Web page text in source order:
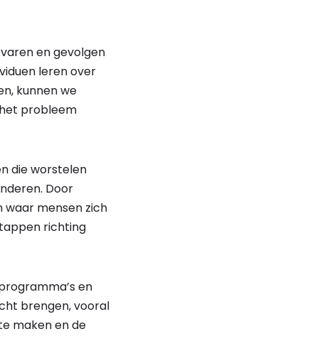
en gevolgen
leren over
kunnen we
probleem
die worstelen
Door
mensen zich
richting
en
brengen, vooral
maken en de